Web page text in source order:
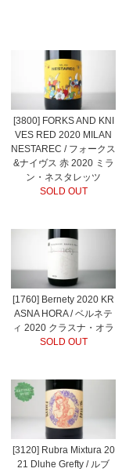
[3800] FORKS AND KNI
VES RED 2020 MILAN
NESTAREC / フォークス
&ナイヴス 赤 2020 ミラ
ン・ネスタレッツ
SOLD OUT
[1760] Bernety 2020 KR
ASNA HORA / ベルネテ
ィ 2020 クラスナ・オラ
SOLD OUT
[3120] Rubra Mixtura 20
21 Dluhe Grefty / ルブ